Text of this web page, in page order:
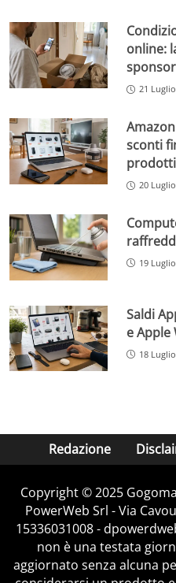
online:
21
sconti
prodotti
20
19
Saldi
e Apple
18
Redazione
Copyright © 2025
PowerWeb Srl - Via
15336031008 -
non è una testata
aggiornato senza alcuna